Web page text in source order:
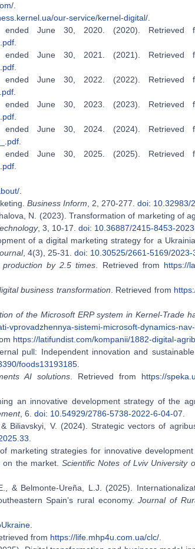
our-service/kernel-digital/
June 30, 2020. (2020). Retrieved
June 30, 2021. (2021). Retrieved
June 30, 2022. (2022). Retrieved
June 30, 2023. (2023). Retrieved
June 30, 2024. (2024). Retrieved
June 30, 2025. (2025). Retrieved
Business Inform , 2, 270-277. doi: 10.32983/
N. (2023). Transformation of marketing of
, 3, 10-17. doi: 10.36887/2415-8453-
of a digital marketing strategy for a
, 4(3), 25-31. doi: 10.30525/2661-5169/2023-
by 2.5 times . Retrieved from https://
business transformation . Retrieved from
of the Microsoft ERP system in Kernel-Trade
vprovadzhennya-sistemi-microsoft-dynamics-
https://latifundist.com/kompanii/1882-digital-
pull: Independent innovation and
foods13193185
AI solutions. Retrieved from https://
an innovative development strategy of the
, 6. doi: 10.54929/2786-5738-2022-6-04-07
Biliavskyi, V. (2024). Strategic vectors of
marketing strategies for innovative
on the market.Scientific Notes of Lviv University
& Belmonte-Ureña, L.J. (2025).
Spain’s rural economy.Journal of
from https://life.mhp4u.com.ua/clc/